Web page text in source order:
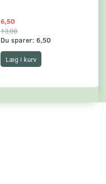
6,50
13,00
Du sparer: 6,50
Læg i kurv